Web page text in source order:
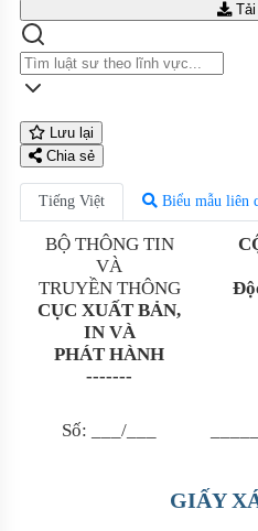
Tải
Lưu lại
Chia sẻ
Tiếng Việt Biểu mẫu liên
BỘ THÔNG TIN
VÀ
TRUYỀN THÔNG
CỤC XUẤT BẢN,
IN VÀ
PHÁT HÀNH
-------
Số: /
GIẤY